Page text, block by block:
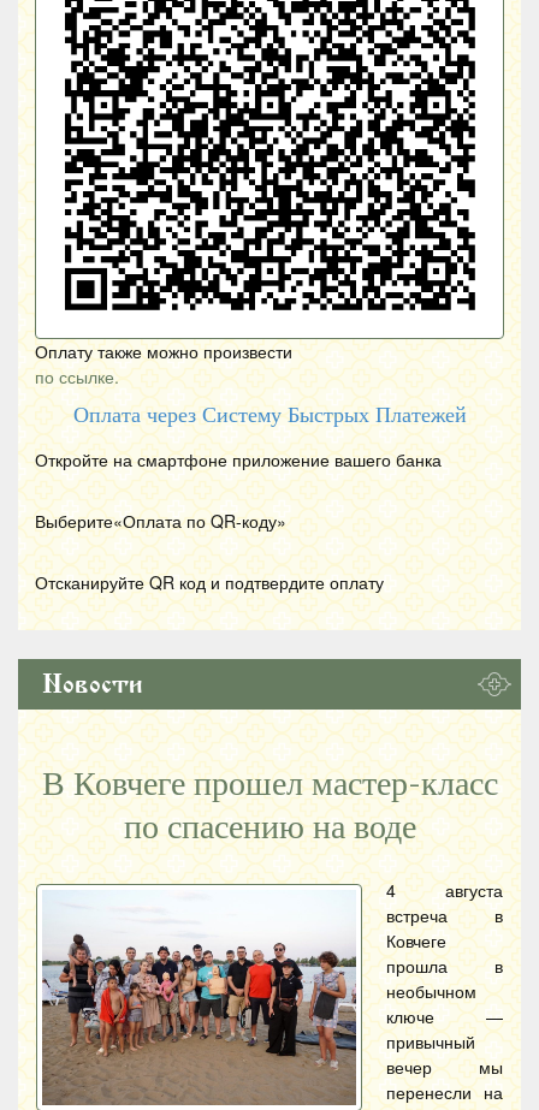
Оплату также можно произвести
по ссылке.
Оплата через Систему Быстрых Платежей
Откройте на смартфоне приложение вашего банка
Выберите«Оплата по QR-коду»
Отсканируйте QR код и подтвердите оплату
Новости
В Ковчеге прошел мастер-класс
по спасению на воде
4 августа
встреча в
Ковчеге
прошла в
необычном
ключе —
привычный
вечер мы
перенесли на